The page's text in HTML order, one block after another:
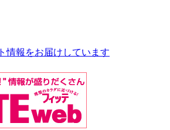
情報をお届けしています